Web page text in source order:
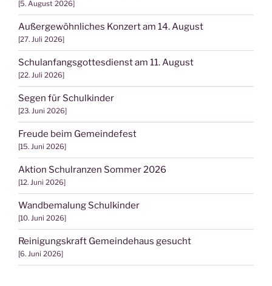
5. August 2026
Außergewöhnliches Konzert am 14. August
27. Juli 2026
Schulanfangsgottesdienst am 11. August
22. Juli 2026
Segen für Schulkinder
23. Juni 2026
Freude beim Gemeindefest
15. Juni 2026
Aktion Schulranzen Sommer 2026
12. Juni 2026
Wandbemalung Schulkinder
10. Juni 2026
Reinigungskraft Gemeindehaus gesucht
6. Juni 2026